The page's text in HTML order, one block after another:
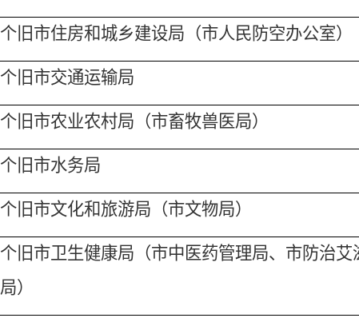
个旧市住房和城乡建设局（市人民防空办公室）
个旧市交通运输局
个旧市农业农村局（市畜牧兽医局）
个旧市水务局
个旧市文化和旅游局（市文物局）
个旧市卫生健康局（市中医药管理局、市防治艾
局）